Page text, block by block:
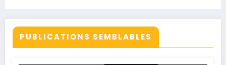
PUBLICATIONS SEMBLABLES